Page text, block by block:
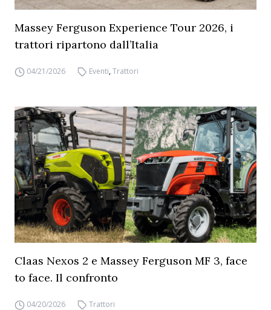
Massey Ferguson Experience Tour 2026, i
trattori ripartono dall’Italia
04/21/2026 Eventi,Trattori
Claas Nexos 2 e Massey Ferguson MF 3, face
to face. Il confronto
04/20/2026 Trattori